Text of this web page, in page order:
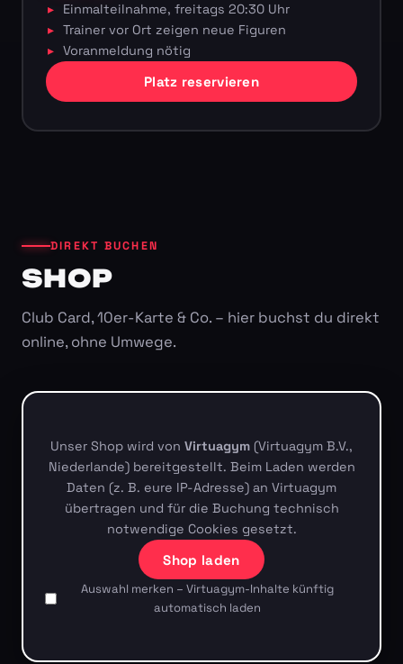
Einmalteilnahme, freitags 20:30 Uhr
Trainer vor Ort zeigen neue Figuren
Voranmeldung nötig
Platz reservieren
DIREKT BUCHEN
SHOP
Club Card, 10er-Karte & Co. – hier buchst du direkt
online, ohne Umwege.
Unser Shop wird von Virtuagym (Virtuagym B.V.,
Niederlande) bereitgestellt. Beim Laden werden
Daten (z. B. eure IP-Adresse) an Virtuagym
übertragen und für die Buchung technisch
notwendige Cookies gesetzt.
Shop laden
Auswahl merken – Virtuagym-Inhalte künftig
automatisch laden